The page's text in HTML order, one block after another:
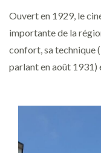
Ouvert en 1929, le
importante de la
confort, sa technique
parlant en août 1931)